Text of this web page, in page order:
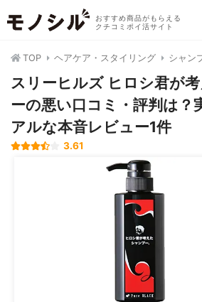
おすすめ商品がもらえる
クチコミポイ活サイト
TOP ヘアケア・スタイリング シャン
スリーヒルズ ヒロシ君が
ーの悪い口コミ・評判は？
アルな本音レビュー1件
3.61